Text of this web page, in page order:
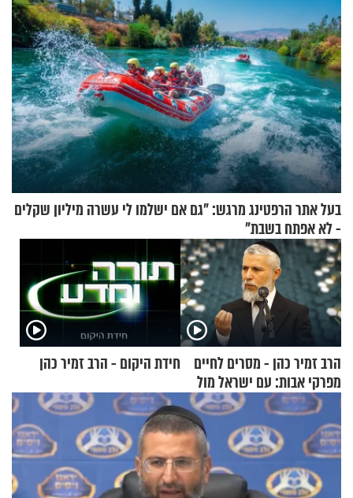
בעל אתר הרפטינג מרגש: "גם אם ישלמו לי עשרה מיליון שקלים
- לא אפתח בשבת"
הרב זמיר כהן - מסרים לחיים
מפרקי אבות: עם ישראל מול
אומות העולם
חידת היקום - הרב זמיר כהן